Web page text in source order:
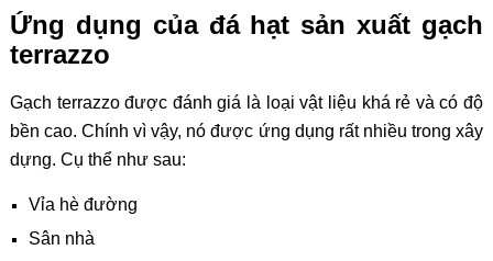
Ứng dụng của đá hạt sản xuất gạch
terrazzo
Gạch terrazzo được đánh giá là loại vật liệu khá rẻ và có độ
bền cao. Chính vì vậy, nó được ứng dụng rất nhiều trong xây
dựng. Cụ thể như sau:
Vỉa hè đường
Sân nhà